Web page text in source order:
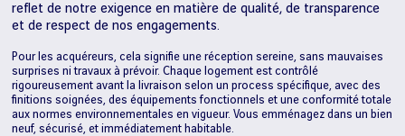
reflet de notre exigence en matière de qualité, de transparence
et de respect de nos engagements.
Pour les acquéreurs, cela signifie une réception sereine, sans mauvaises
surprises ni travaux à prévoir. Chaque logement est contrôlé
rigoureusement avant la livraison selon un process spécifique, avec des
finitions soignées, des équipements fonctionnels et une conformité totale
aux normes environnementales en vigueur. Vous emménagez dans un bien
neuf, sécurisé, et immédiatement habitable.